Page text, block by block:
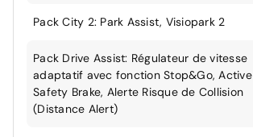
Pack City 2: Park Assist, Visiopark 2
Pack Drive Assist: Régulateur de vitesse
adaptatif avec fonction Stop&Go, Active
Safety Brake, Alerte Risque de Collision
(Distance Alert)